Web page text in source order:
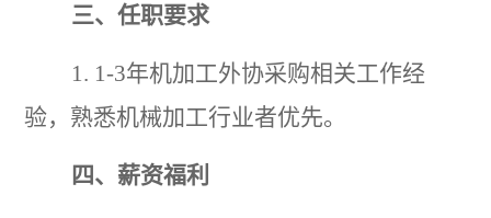
三、任职要求
1. 1-3年机加工外协采购相关工作经
验，熟悉机械加工行业者优先。
四、薪资福利